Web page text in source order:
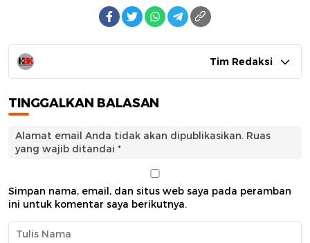
Tim Redaksi
TINGGALKAN BALASAN
Alamat email Anda tidak akan dipublikasikan. Ruas
yang wajib ditandai *
Simpan nama, email, dan situs web saya pada peramban
ini untuk komentar saya berikutnya.